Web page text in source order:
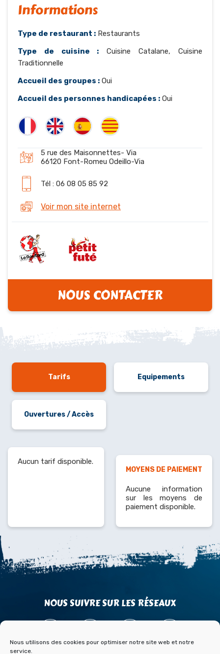
Nous utilisons des cookies pour optimiser notre site web et notre
service.
Informations
Type de restaurant : Restaurants
Type de cuisine : Cuisine Catalane, Cuisine
Traditionnelle
Accueil des groupes : Oui
Accueil des personnes handicapées : Oui
5 rue des Maisonnettes- Via
66120 Font-Romeu Odeillo-Via
Tél : 06 08 05 85 92
Voir mon site internet
NOUS CONTACTER
Tarifs Equipements
Ouvertures / Accès
Aucun tarif disponible.
MOYENS DE PAIEMENT
Aucune information
sur les moyens de
paiement disponible.
NOUS SUIVRE SUR LES RÉSEAUX